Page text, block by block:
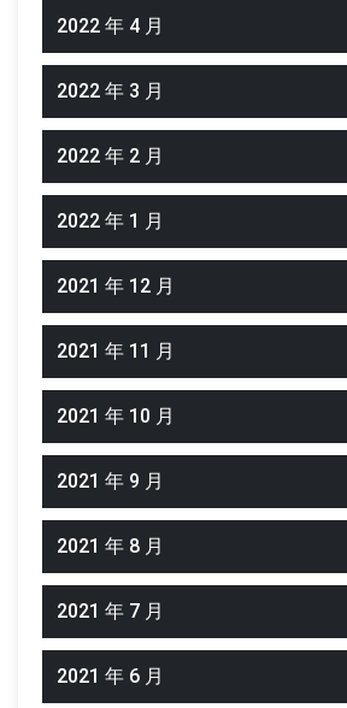
2022 年 4 月
2022 年 3 月
2022 年 2 月
2022 年 1 月
2021 年 12 月
2021 年 11 月
2021 年 10 月
2021 年 9 月
2021 年 8 月
2021 年 7 月
2021 年 6 月